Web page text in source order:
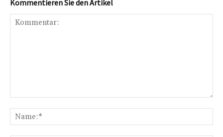
Kommentieren Sie den Artikel